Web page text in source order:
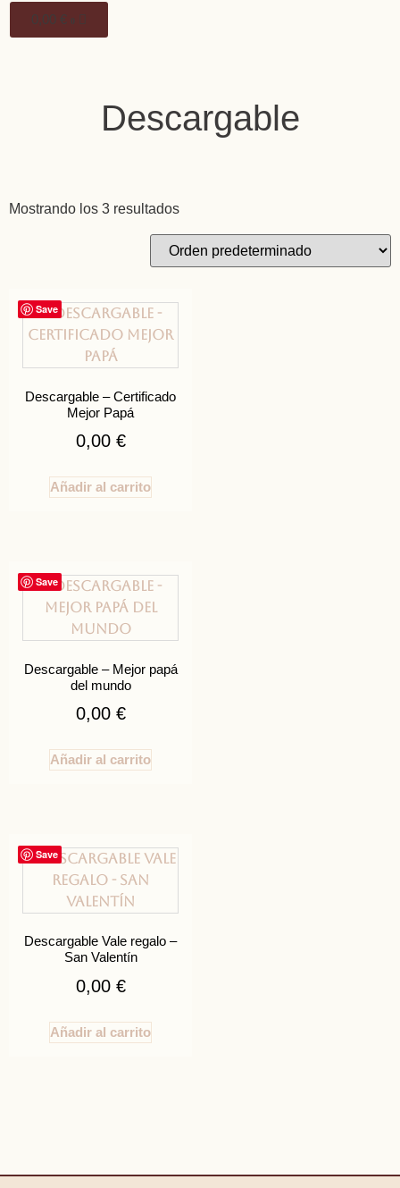
0,00 € 0
Descargable
Mostrando los 3 resultados
Save
Descargable – Certificado
Mejor Papá
0,00 €
Añadir al carrito
Save
Descargable – Mejor papá
del mundo
0,00 €
Añadir al carrito
Save
Descargable Vale regalo –
San Valentín
0,00 €
Añadir al carrito